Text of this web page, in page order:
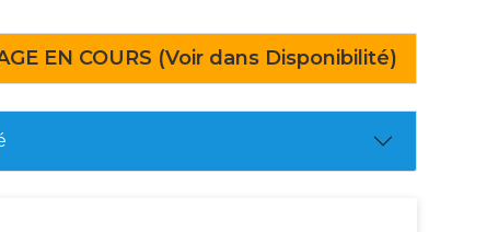
EN COURS (Voir dans Disponibilité)